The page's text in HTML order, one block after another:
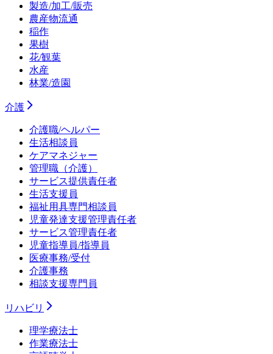
製造/加工/販売
農産物流通
稲作
果樹
花/観葉
水産
林業/造園
介護
介護職/ヘルパー
生活相談員
ケアマネジャー
管理職（介護）
サービス提供責任者
生活支援員
福祉用具専門相談員
児童発達支援管理責任者
サービス管理責任者
児童指導員/指導員
医療事務/受付
介護事務
相談支援専門員
リハビリ
理学療法士
作業療法士